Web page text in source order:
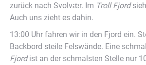
zurück nach Svolvǣr. Im Troll Fjord
Auch uns zieht es dahin.
13:00 Uhr fahren wir in den Fjord ein.
Backbord steile Felswände. Eine
Fjordist an der schmalsten Stelle nur